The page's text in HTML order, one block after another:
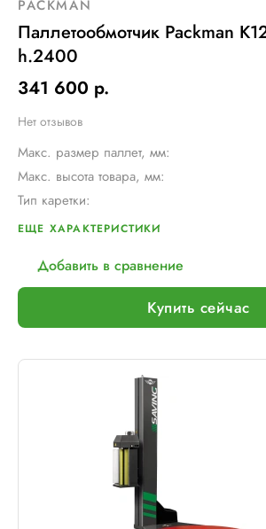
PACKMAN
Паллетообмотчик Packman
h.2400
341 600 р.
Нет отзывов
Макс. размер паллет, мм:
Макс. высота товара, мм:
Тип каретки:
Скорость обмотки:
Мин. размер паллет, мм:
Тип питания:
Макс. вес рулона с пленкой, кг:
Шир. рулона с пленкой, мм:
Макс. грузоподъемность, кг:
Электрическое подключение:
Установленная мощность::
ЕЩЕ ХАРАКТЕРИСТИКИ
Добавить в сравнение
Купить сейчас